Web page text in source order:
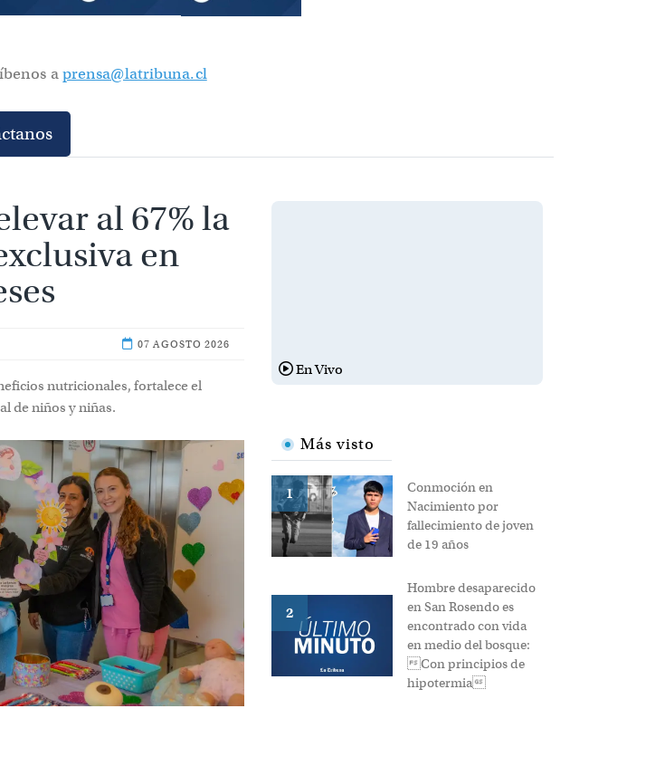
aprensa@latribuna.cl
al 67% la
en
07 AGOSTO 2026
nutricionales, fortalece el vínculo afectivo
1
Nacimiento
por
fallecimiento
de joven de
2
Hombre
desaparecido
en San
Rosendo es
encontrado